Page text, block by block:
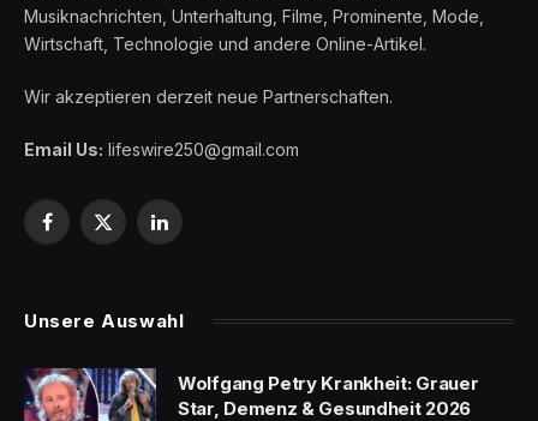
Musiknachrichten, Unterhaltung, Filme, Prominente, Mode,
Wirtschaft, Technologie und andere Online-Artikel.
Wir akzeptieren derzeit neue Partnerschaften.
Email Us: lifeswire250@gmail.com
Facebook
X
LinkedIn
Unsere Auswahl
Wolfgang Petry Krankheit: Grauer
Star, Demenz & Gesundheit 2026